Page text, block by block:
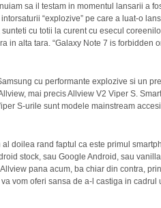
sa il testam in momentul lansarii a
“explozive” pe care a luat-o
cu totii la curent cu esecul
in alta tara. “Galaxy Note 7 is forbidden
cu performante explozive si un
mai precis Allview V2 Viper S.
S-urile sunt modele mainstream
doilea rand faptul ca este primul
stock, sau Google Android, sau
pana acum, ba chiar din contra,
vom oferi sansa de a-l castiga in